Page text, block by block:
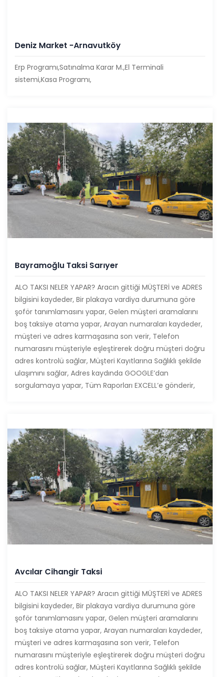
Deniz Market -Arnavutköy
Erp Programı,Satınalma Karar M.,El Terminali
sistemi,Kasa Programı,
Bayramoğlu Taksi Sarıyer
ALO TAKSI NELER YAPAR? Aracın gittiği MÜŞTERİ ve ADRES
bilgisini kaydeder, Bir plakaya vardiya durumuna göre
şoför tanımlamasını yapar, Gelen müşteri aramalarını
boş taksiye atama yapar, Arayan numaraları kaydeder,
müşteri ve adres karmaşasına son verir, Telefon
numarasını müşteriyle eşleştirerek doğru müşteri doğru
adres kontrolü sağlar, Müşteri Kayıtlarına Sağlıklı şekilde
ulaşımını sağlar, Adres kaydında GOOGLE’dan
sorgulamaya yapar, Tüm Raporları EXCELL’e gönderir,
Avcılar Cihangir Taksi
ALO TAKSI NELER YAPAR? Aracın gittiği MÜŞTERİ ve ADRES
bilgisini kaydeder, Bir plakaya vardiya durumuna göre
şoför tanımlamasını yapar, Gelen müşteri aramalarını
boş taksiye atama yapar, Arayan numaraları kaydeder,
müşteri ve adres karmaşasına son verir, Telefon
numarasını müşteriyle eşleştirerek doğru müşteri doğru
adres kontrolü sağlar, Müşteri Kayıtlarına Sağlıklı şekilde